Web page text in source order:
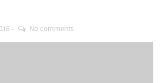
No comments